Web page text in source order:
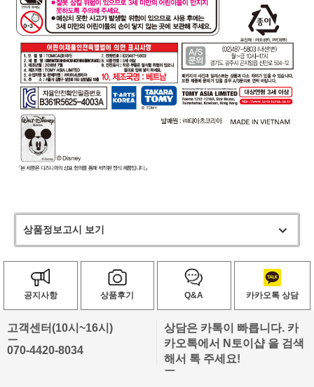
상품정보고시 보기
공지사항 상품후기 Q&A 카카오톡 상담
고객센터(10시~16시)
ㅡ
070-4420-8034
상담은 카톡이 빠릅니다. 카
카오톡에서 N토이샵 을 검색
해서 톡 주세요!
ㅡ